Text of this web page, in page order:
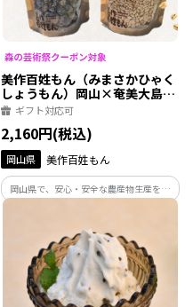
美作百姓もん（みまさかひゃく
しょうもん）岡山×奄美大島／
黒糖菓子 4袋セット
ギフト対応可
2,160円(税込)
岡山県 美作百姓もん
岡山県で、安心・安全な農産物生産を手
ち麦・黒豆（作州黒）を使用し、天日海
塩、奄美大島産きびざら、黒糖のみを使
用した安心おやつ。